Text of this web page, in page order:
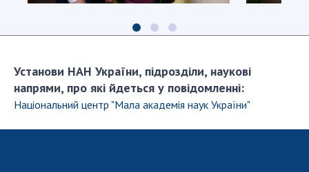
Олена
Олександр
Установи НАН України, підрозділи, наукові
напрями, про які йдеться у повідомленні:
Національний центр "Мала академія наук України"